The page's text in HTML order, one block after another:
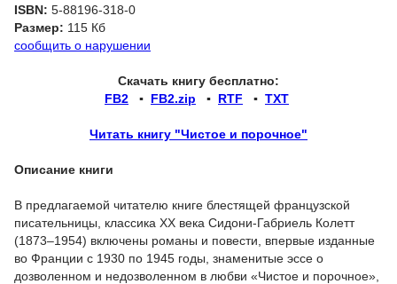
ISBN: 5-88196-318-0
Размер: 115 Кб
сообщить о нарушении
Скачать книгу бесплатно:
FB2 ▪ FB2.zip ▪ RTF ▪ TXT
Читать книгу "Чистое и порочное"
Описание книги
В предлагаемой читателю книге блестящей французской
писательницы, классика XX века Сидони-Габриель Колетт
(1873–1954) включены романы и повести, впервые изданные
во Франции с 1930 по 1945 годы, знаменитые эссе о
дозволенном и недозволенном в любви «Чистое и порочное»,